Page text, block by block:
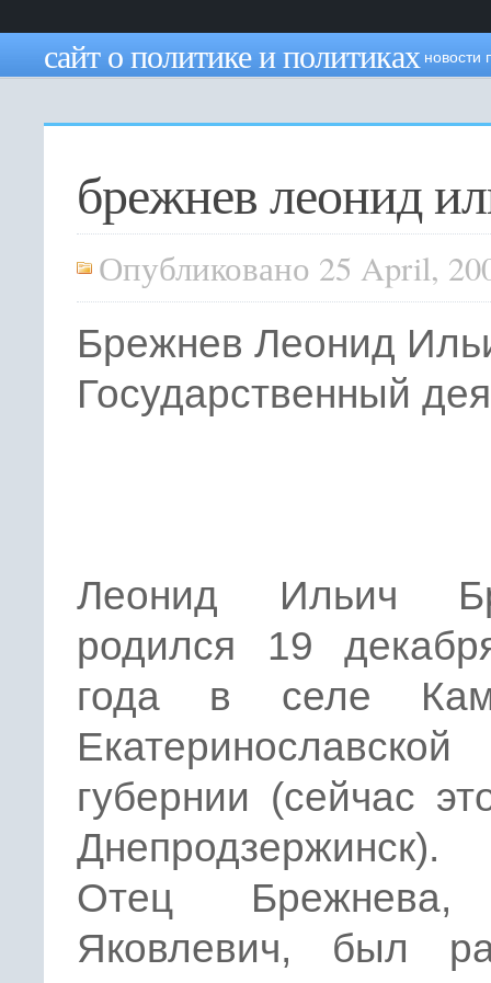
сайт о политике и политиках новости
брежнев леонид
Опубликовано 25 April,
Брежнев Леонид
Государственный
Леонид Ильич
родился 19
года в селе
Екатеринославской
губернии (сейчас
Днепродзержинск).
Отец
Яковлевич, был